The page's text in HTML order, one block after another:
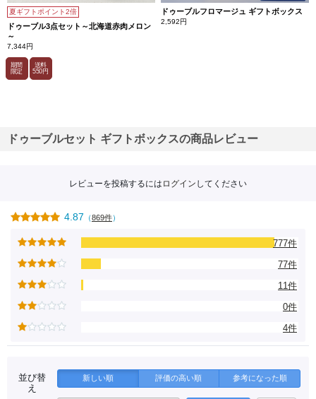
夏ギフトポイント2倍
ドゥーブル3点セット～北海道赤肉メロン
～
7,344円
期間
限定
送料
550円
ドゥーブルフロマージュ ギフトボックス
2,592円
ドゥーブルセット ギフトボックスの商品レビュー
レビューを投稿するには ログイン してください
4.87 （869件）
777件
77件
11件
0件
4件
並び替
え
新しい順 評価の高い順 参考になった順